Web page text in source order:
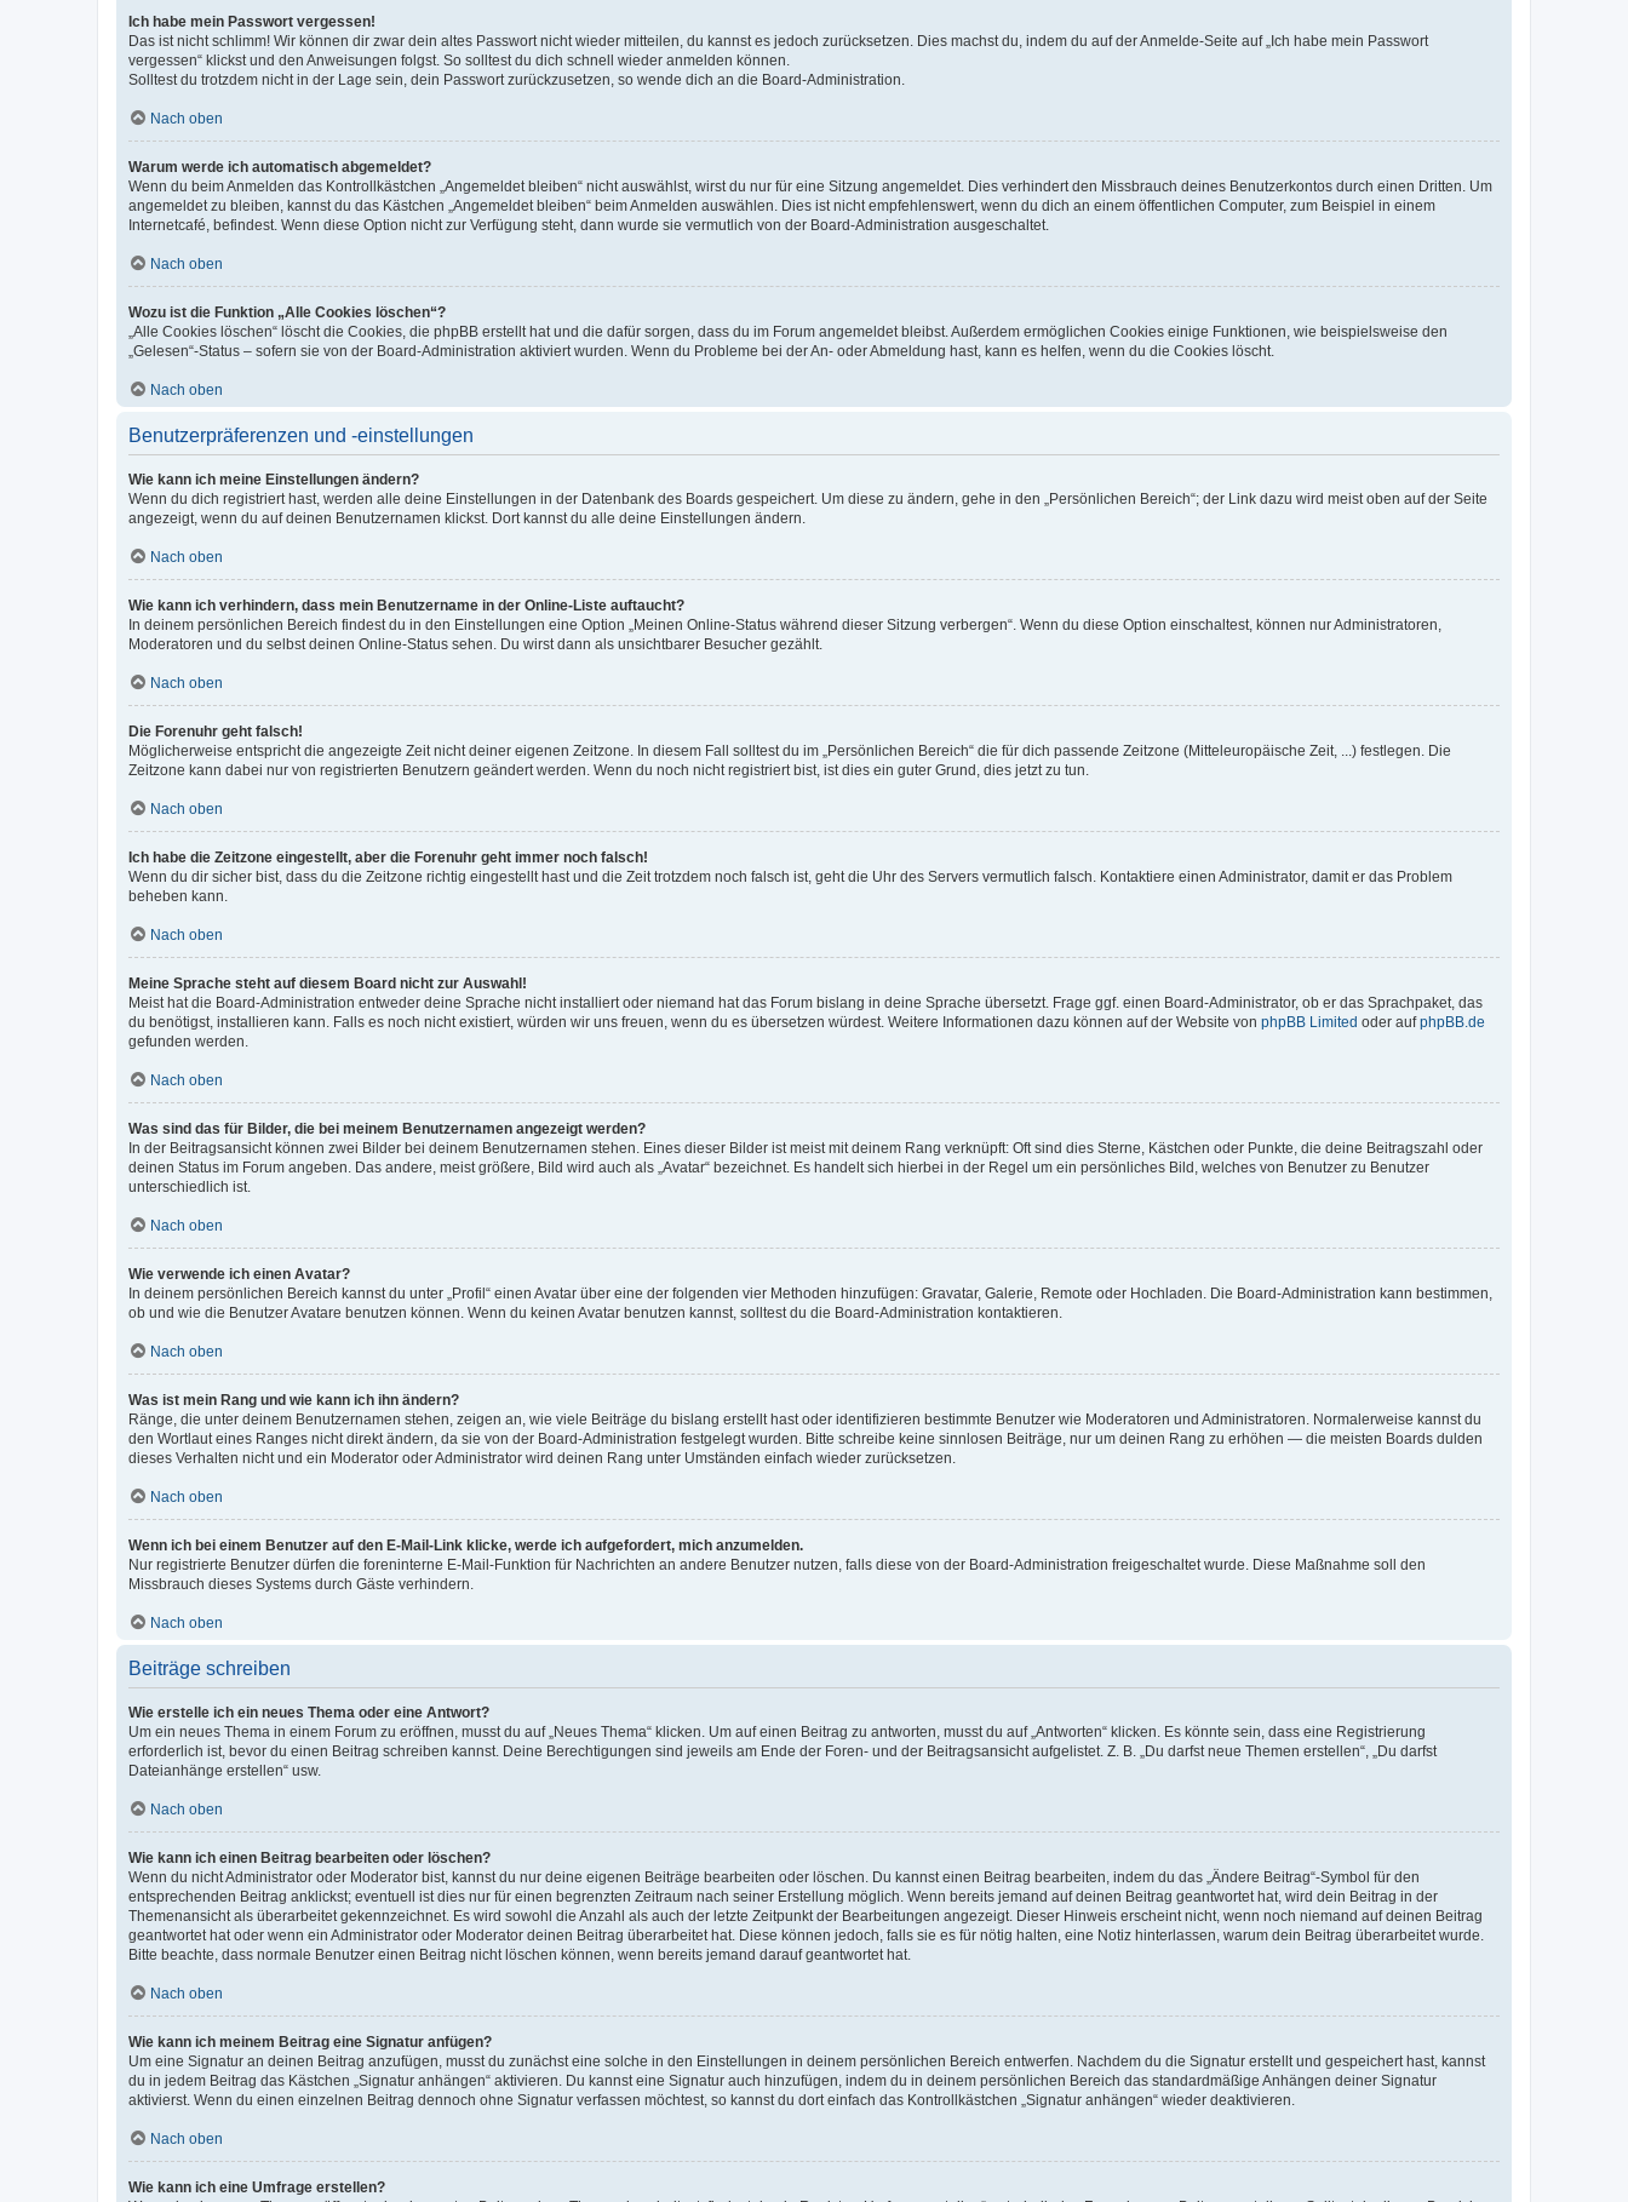
Ich habe mein Passwort vergessen!
Das ist nicht schlimm! Wir können dir zwar dein altes Passwort nicht wieder mitteilen, du kannst es jedoch zurücksetzen. Dies machst du, indem du auf der Anmelde-Seite auf „Ich habe mein Passwort
vergessen“ klickst und den Anweisungen folgst. So solltest du dich schnell wieder anmelden können.
Solltest du trotzdem nicht in der Lage sein, dein Passwort zurückzusetzen, so wende dich an die Board-Administration.
Nach oben
Warum werde ich automatisch abgemeldet?
Wenn du beim Anmelden das Kontrollkästchen „Angemeldet bleiben“ nicht auswählst, wirst du nur für eine Sitzung angemeldet. Dies verhindert den Missbrauch deines Benutzerkontos durch einen Dritten. Um
angemeldet zu bleiben, kannst du das Kästchen „Angemeldet bleiben“ beim Anmelden auswählen. Dies ist nicht empfehlenswert, wenn du dich an einem öffentlichen Computer, zum Beispiel in einem
Internetcafé, befindest. Wenn diese Option nicht zur Verfügung steht, dann wurde sie vermutlich von der Board-Administration ausgeschaltet.
Nach oben
Wozu ist die Funktion „Alle Cookies löschen“?
„Alle Cookies löschen“ löscht die Cookies, die phpBB erstellt hat und die dafür sorgen, dass du im Forum angemeldet bleibst. Außerdem ermöglichen Cookies einige Funktionen, wie beispielsweise den
„Gelesen“-Status – sofern sie von der Board-Administration aktiviert wurden. Wenn du Probleme bei der An- oder Abmeldung hast, kann es helfen, wenn du die Cookies löscht.
Nach oben
Benutzerpräferenzen und -einstellungen
Wie kann ich meine Einstellungen ändern?
Wenn du dich registriert hast, werden alle deine Einstellungen in der Datenbank des Boards gespeichert. Um diese zu ändern, gehe in den „Persönlichen Bereich“; der Link dazu wird meist oben auf der Seite
angezeigt, wenn du auf deinen Benutzernamen klickst. Dort kannst du alle deine Einstellungen ändern.
Nach oben
Wie kann ich verhindern, dass mein Benutzername in der Online-Liste auftaucht?
In deinem persönlichen Bereich findest du in den Einstellungen eine Option „Meinen Online-Status während dieser Sitzung verbergen“. Wenn du diese Option einschaltest, können nur Administratoren,
Moderatoren und du selbst deinen Online-Status sehen. Du wirst dann als unsichtbarer Besucher gezählt.
Nach oben
Die Forenuhr geht falsch!
Möglicherweise entspricht die angezeigte Zeit nicht deiner eigenen Zeitzone. In diesem Fall solltest du im „Persönlichen Bereich“ die für dich passende Zeitzone (Mitteleuropäische Zeit, ...) festlegen. Die
Zeitzone kann dabei nur von registrierten Benutzern geändert werden. Wenn du noch nicht registriert bist, ist dies ein guter Grund, dies jetzt zu tun.
Nach oben
Ich habe die Zeitzone eingestellt, aber die Forenuhr geht immer noch falsch!
Wenn du dir sicher bist, dass du die Zeitzone richtig eingestellt hast und die Zeit trotzdem noch falsch ist, geht die Uhr des Servers vermutlich falsch. Kontaktiere einen Administrator, damit er das Problem
beheben kann.
Nach oben
Meine Sprache steht auf diesem Board nicht zur Auswahl!
Meist hat die Board-Administration entweder deine Sprache nicht installiert oder niemand hat das Forum bislang in deine Sprache übersetzt. Frage ggf. einen Board-Administrator, ob er das Sprachpaket, das
du benötigst, installieren kann. Falls es noch nicht existiert, würden wir uns freuen, wenn du es übersetzen würdest. Weitere Informationen dazu können auf der Website von phpBB Limited oder aufphpBB.de
gefunden werden.
Nach oben
Was sind das für Bilder, die bei meinem Benutzernamen angezeigt werden?
In der Beitragsansicht können zwei Bilder bei deinem Benutzernamen stehen. Eines dieser Bilder ist meist mit deinem Rang verknüpft: Oft sind dies Sterne, Kästchen oder Punkte, die deine Beitragszahl oder
deinen Status im Forum angeben. Das andere, meist größere, Bild wird auch als „Avatar“ bezeichnet. Es handelt sich hierbei in der Regel um ein persönliches Bild, welches von Benutzer zu Benutzer
unterschiedlich ist.
Nach oben
Wie verwende ich einen Avatar?
In deinem persönlichen Bereich kannst du unter „Profil“ einen Avatar über eine der folgenden vier Methoden hinzufügen: Gravatar, Galerie, Remote oder Hochladen. Die Board-Administration kann bestimmen,
ob und wie die Benutzer Avatare benutzen können. Wenn du keinen Avatar benutzen kannst, solltest du die Board-Administration kontaktieren.
Nach oben
Was ist mein Rang und wie kann ich ihn ändern?
Ränge, die unter deinem Benutzernamen stehen, zeigen an, wie viele Beiträge du bislang erstellt hast oder identifizieren bestimmte Benutzer wie Moderatoren und Administratoren. Normalerweise kannst du
den Wortlaut eines Ranges nicht direkt ändern, da sie von der Board-Administration festgelegt wurden. Bitte schreibe keine sinnlosen Beiträge, nur um deinen Rang zu erhöhen — die meisten Boards dulden
dieses Verhalten nicht und ein Moderator oder Administrator wird deinen Rang unter Umständen einfach wieder zurücksetzen.
Nach oben
Wenn ich bei einem Benutzer auf den E-Mail-Link klicke, werde ich aufgefordert, mich anzumelden.
Nur registrierte Benutzer dürfen die foreninterne E-Mail-Funktion für Nachrichten an andere Benutzer nutzen, falls diese von der Board-Administration freigeschaltet wurde. Diese Maßnahme soll den
Missbrauch dieses Systems durch Gäste verhindern.
Nach oben
Beiträge schreiben
Wie erstelle ich ein neues Thema oder eine Antwort?
Um ein neues Thema in einem Forum zu eröffnen, musst du auf „Neues Thema“ klicken. Um auf einen Beitrag zu antworten, musst du auf „Antworten“ klicken. Es könnte sein, dass eine Registrierung
erforderlich ist, bevor du einen Beitrag schreiben kannst. Deine Berechtigungen sind jeweils am Ende der Foren- und der Beitragsansicht aufgelistet. Z. B. „Du darfst neue Themen erstellen“, „Du darfst
Dateianhänge erstellen“ usw.
Nach oben
Wie kann ich einen Beitrag bearbeiten oder löschen?
Wenn du nicht Administrator oder Moderator bist, kannst du nur deine eigenen Beiträge bearbeiten oder löschen. Du kannst einen Beitrag bearbeiten, indem du das „Ändere Beitrag“-Symbol für den
entsprechenden Beitrag anklickst; eventuell ist dies nur für einen begrenzten Zeitraum nach seiner Erstellung möglich. Wenn bereits jemand auf deinen Beitrag geantwortet hat, wird dein Beitrag in der
Themenansicht als überarbeitet gekennzeichnet. Es wird sowohl die Anzahl als auch der letzte Zeitpunkt der Bearbeitungen angezeigt. Dieser Hinweis erscheint nicht, wenn noch niemand auf deinen Beitrag
geantwortet hat oder wenn ein Administrator oder Moderator deinen Beitrag überarbeitet hat. Diese können jedoch, falls sie es für nötig halten, eine Notiz hinterlassen, warum dein Beitrag überarbeitet wurde.
Bitte beachte, dass normale Benutzer einen Beitrag nicht löschen können, wenn bereits jemand darauf geantwortet hat.
Nach oben
Wie kann ich meinem Beitrag eine Signatur anfügen?
Um eine Signatur an deinen Beitrag anzufügen, musst du zunächst eine solche in den Einstellungen in deinem persönlichen Bereich entwerfen. Nachdem du die Signatur erstellt und gespeichert hast, kannst
du in jedem Beitrag das Kästchen „Signatur anhängen“ aktivieren. Du kannst eine Signatur auch hinzufügen, indem du in deinem persönlichen Bereich das standardmäßige Anhängen deiner Signatur
aktivierst. Wenn du einen einzelnen Beitrag dennoch ohne Signatur verfassen möchtest, so kannst du dort einfach das Kontrollkästchen „Signatur anhängen“ wieder deaktivieren.
Nach oben
Wie kann ich eine Umfrage erstellen?